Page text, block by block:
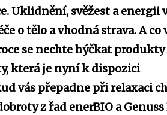
Uklidnění, svěžest a energii
o tělo a vhodná strava. A co
se nechte hýčkat produkty
která je nyní k dispozici
vás přepadne při relaxaci
z řad enerBIO a Genuss